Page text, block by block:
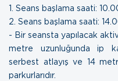
1. Seans başlama saati:
2. Seans başlama saati:
- Bir seansta yapılacak
metre uzunluğunda ip
serbest atlayış ve 14
parkurlarıdır.